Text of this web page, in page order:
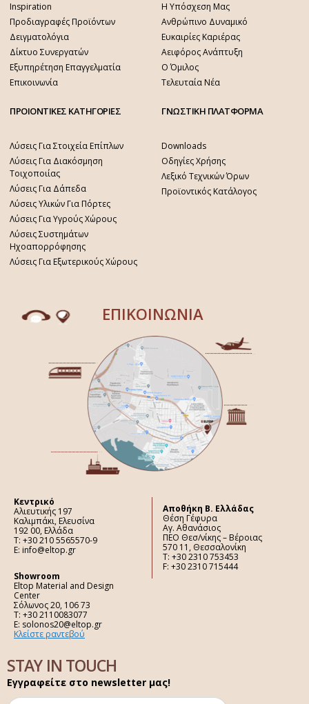
Inspiration
Προδιαγραφές Προϊόντων
Δειγματολόγια
Δίκτυο Συνεργατών
Εξυπηρέτηση Επαγγελματία
Επικοινωνία
Η Υπόσχεση Μας
Ανθρώπινο Δυναμικό
Ευκαιρίες Καριέρας
Αειφόρος Ανάπτυξη
Ο Όμιλος
Τελευταία Νέα
ΠΡΟΙΟΝΤΙΚΕΣ ΚΑΤΗΓΟΡΙΕΣ
Λύσεις Για Στοιχεία Επίπλων
Λύσεις Για Διακόσμηση
Τοιχοποιίας
Λύσεις Για Δάπεδα
Λύσεις Υλικών Για Πόρτες
Λύσεις Για Υγρούς Χώρους
Λύσεις Συστημάτων
Ηχοαπορρόφησης
Λύσεις Για Εξωτερικούς Χώρους
ΓΝΩΣΤΙΚΗ ΠΛΑΤΦΟΡΜΑ
Downloads
Οδηγίες Χρήσης
Λεξικό Τεχνικών Όρων
Προϊοντικός Κατάλογος
ΕΠΙΚΟΙΝΩΝΙΑ
Κεντρικό
Αλιευτικής 197
Καλιμπάκι, Ελευσίνα
192 00, Ελλάδα
Τ: +30 210 5565570-9
E: info@eltop.gr
Showroom
Eltop Material and Design
Center
Σόλωνος 20, 106 73
Τ: +30 2110083077
E: solonos20@eltop.gr
Κλείστε ραντεβού
Aποθήκη Β. Ελλάδας
Θέση Γέφυρα
Αγ. Αθανάσιος
ΠΕΟ Θεσ/νίκης – Βέροιας
570 11, Θεσσαλονίκη
Τ: +30 2310 753453
F: +30 2310 715444
STAY IN TOUCH
Εγγραφείτε στο newsletter μας!